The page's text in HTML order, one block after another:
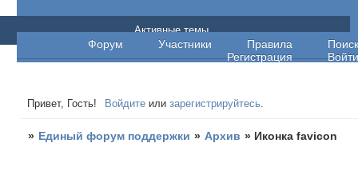
Единый форум поддержки
Форум Участники Правила
Поиск
Регистрация
Войти
Активные темы
Привет, Гость! Войдите илизарегистрируйтесь.
» Единый форум поддержки » Архив » Иконка favicon